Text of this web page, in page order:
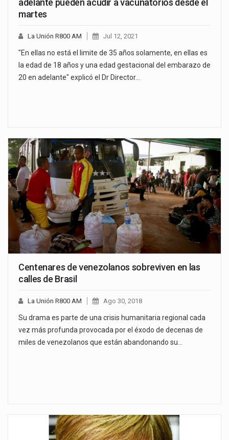
adelante pueden acudir a vacunatorios desde el
martes
La Unión R800 AM Jul 12, 2021
"En ellas no está el limite de 35 años solamente, en ellas es
la edad de 18 años y una edad gestacional del embarazo de
20 en adelante" explicó el Dr Director…
Centenares de venezolanos sobreviven en las
calles de Brasil
La Unión R800 AM Ago 30, 2018
Su drama es parte de una crisis humanitaria regional cada
vez más profunda provocada por el éxodo de decenas de
miles de venezolanos que están abandonando su…